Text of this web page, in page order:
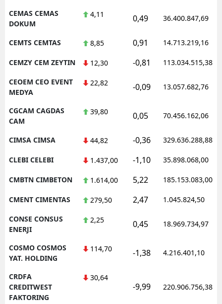
CEMAS CEMAS
DOKUM
4,11 0,49 36.400.847,69
CEMTS CEMTAS 8,85 0,91 14.713.219,16
CEMZY CEM ZEYTIN 12,30 -0,81 113.034.515,38
CEOEM CEO EVENT
MEDYA
22,82 -0,09 13.057.682,76
CGCAM CAGDAS
CAM
39,80 0,05 70.456.162,06
CIMSA CIMSA 44,82 -0,36 329.636.288,88
CLEBI CELEBI 1.437,00 -1,10 35.898.068,00
CMBTN CIMBETON 1.614,00 5,22 185.153.083,00
CMENT CIMENTAS 279,50 2,47 1.045.824,50
CONSE CONSUS
ENERJI
2,25 0,45 18.969.734,97
COSMO COSMOS
YAT. HOLDING
114,70 -1,38 4.216.401,10
CRDFA
CREDITWEST
FAKTORING
30,64
-9,99 220.906.756,38